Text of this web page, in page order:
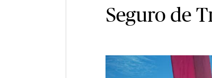
Seguro de